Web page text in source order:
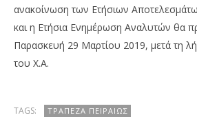
ανακοίνωση των Ετήσιων
και η Ετήσια Ενημέρωση Αναλυτών θα
Παρασκευή 29 Μαρτίου 2019, μετά τη
του Χ.Α.
TAGS: ΤΡΆΠΕΖΑ ΠΕΙΡΑΙΏΣ